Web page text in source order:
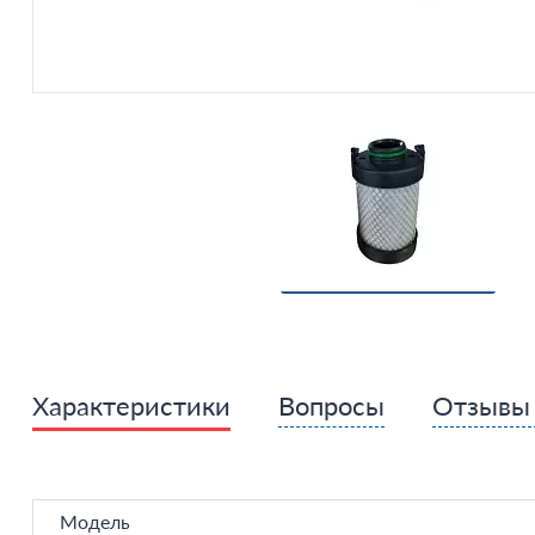
Характеристики Вопросы Отзывы
Модель